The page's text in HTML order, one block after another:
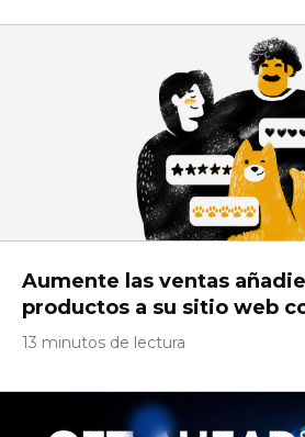
Aumente las ventas
productos a su sitio web
13 minutos de lectura